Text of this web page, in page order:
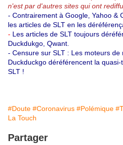
n'est par d'autres sites qui ont
- Contrairement à Google, Yahoo &
les articles de SLT en les
- Les articles de SLT toujours
Duckdukgo, Qwant.
- Censure sur SLT : Les moteurs de
Duckduckgo déréférencent la
SLT !
#Doute #Coronavirus #Polémique
La Touch
Partager